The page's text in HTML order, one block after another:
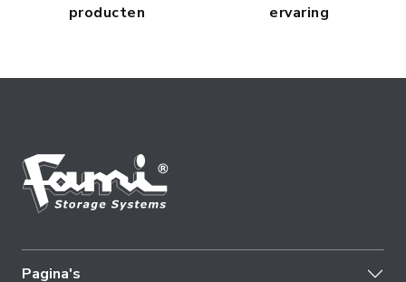
producten
ervaring
Pagina's